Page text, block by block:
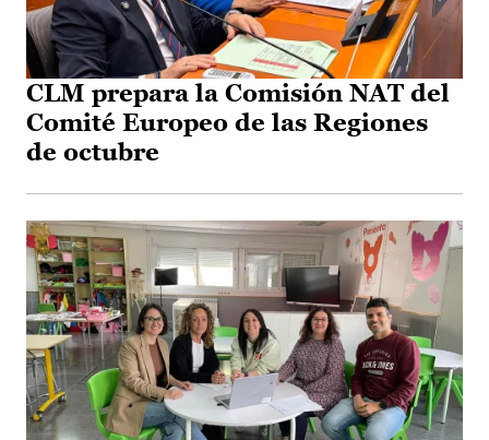
CLM prepara la Comisión NAT del
Comité Europeo de las Regiones
de octubre